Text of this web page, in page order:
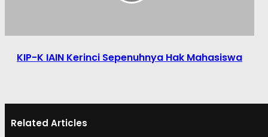
KIP-K IAIN Kerinci Sepenuhnya Hak Mahasiswa
Related Articles